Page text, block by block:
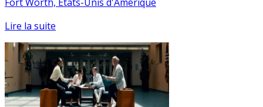
Lire la suite